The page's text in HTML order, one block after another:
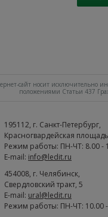
сайт носит исключительно
положениями Статьи 437
195112, г. Cанкт-Петербург,
Красногвардейская
Режим работы: ПН-ЧТ: 8.00 -
E-mail: info@ledit.ru
454008, г. Челябинск,
Свердловский тракт, 5
E-mail: ural@ledit.ru
Режим работы: ПН-ЧТ: 10.00